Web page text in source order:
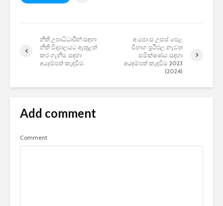
නීති උපාධිධාරීන් සඳහා
නීති විද්‍යාලයට ඇතුළත්
කර ගැනීම සඳහා
අයදුම්පත් කැඳවීම.
අ‍‍‍‍.පො.ස උසස් පෙළ
විභාග ප්‍රථිඵල නැවත
සමීක්ෂණය සඳහා
අයඳුම්පත් කැඳවීම 2023
(2024)
Add comment
Comment